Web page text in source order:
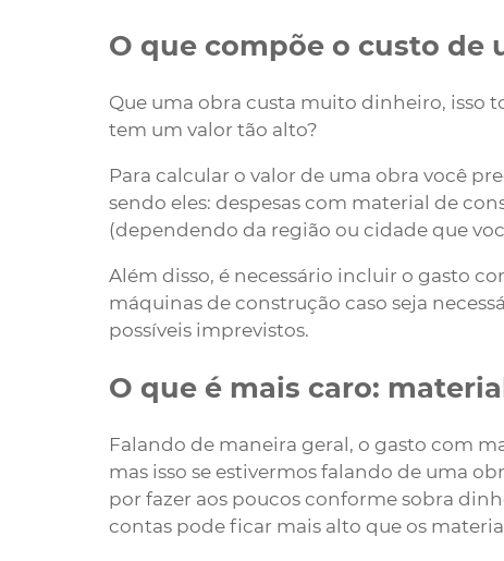
O que compõe o custo de
Que uma obra custa muito dinheiro, isso
tem um valor tão alto?
Para calcular o valor de uma obra você
sendo eles: despesas com material de
(dependendo da região ou cidade que
Além disso, é necessário incluir o gasto
máquinas de construção caso seja
possíveis imprevistos.
O que é mais caro:
Falando de maneira geral, o gasto com
mas isso se estivermos falando de uma
por fazer aos poucos conforme sobra
contas pode ficar mais alto que os